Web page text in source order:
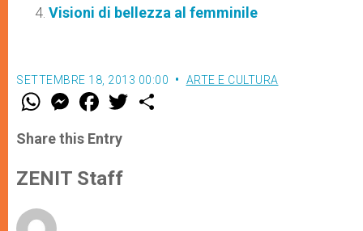
Visioni di bellezza al femminile
SETTEMBRE 18, 2013 00:00 ARTE E CULTURA
W
t
s
p
p
M
e
s
e
g
e
F
a
e
b
o
k
w
Share this Entry
ZENIT Staff